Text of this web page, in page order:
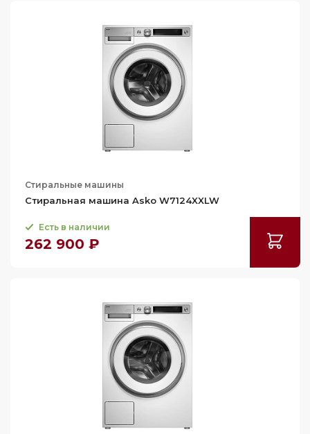
Стиральные машины
Стиральная машина Asko W7124XXLW
Есть в наличии
262 900 ₽